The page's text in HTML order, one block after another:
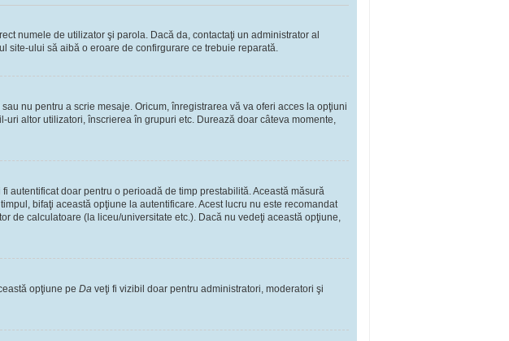
numele de utilizator şi parola. Dacă da, contactaţi un administrator al
site-ului să aibă o eroare de confirgurare ce trebuie reparată.
nu pentru a scrie mesaje. Oricum, înregistrarea vă va oferi acces la opţiuni
altor utilizatori, înscrierea în grupuri etc. Durează doar câteva momente,
autentificat doar pentru o perioadă de timp prestabilită. Această măsură
bifaţi această opţiune la autentificare. Acest lucru nu este recomandat
de calculatoare (la liceu/universitate etc.). Dacă nu vedeţi această opţiune,
opţiune pe Da veţi fi vizibil doar pentru administratori, moderatori şi